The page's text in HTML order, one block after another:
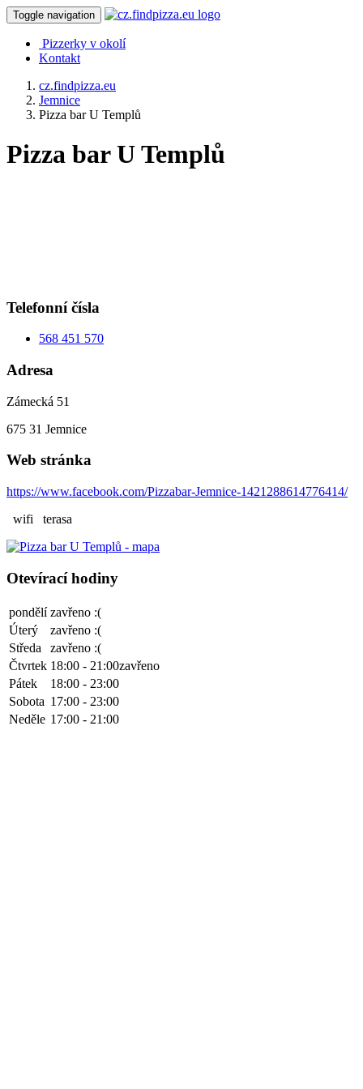
Toggle navigation
Pizzerky v okolí
Kontakt
cz.findpizza.eu
Jemnice
Pizza bar U Templů
Pizza bar U Templů
Telefonní čísla
568 451 570
Adresa
Zámecká 51
675 31 Jemnice
Web stránka
https://www.facebook.com/Pizzabar-Jemnice-1421288614776414/
wifi
terasa
Otevírací hodiny
pondělí zavřeno :(
Úterý
zavřeno :(
Středa
zavřeno :(
Čtvrtek 18:00 - 21:00zavřeno
Pátek
18:00 - 23:00
Sobota 17:00 - 23:00
Neděle 17:00 - 21:00